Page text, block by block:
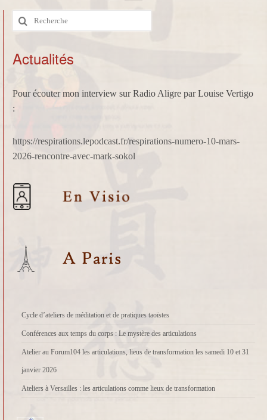
Rechercher
:
Actualités
Pour écouter mon interview sur Radio Aligre par Louise Vertigo
:
https://respirations.lepodcast.fr/respirations-numero-10-mars-
2026-rencontre-avec-mark-sokol
Cycle d’ateliers de méditation et de pratiques taoïstes
Conférences aux temps du corps : Le mystère des articulations
Atelier au Forum104 les articulations, lieus de transformation les samedi 10 et 31
janvier 2026
Ateliers à Versailles : les articulations comme lieux de transformation